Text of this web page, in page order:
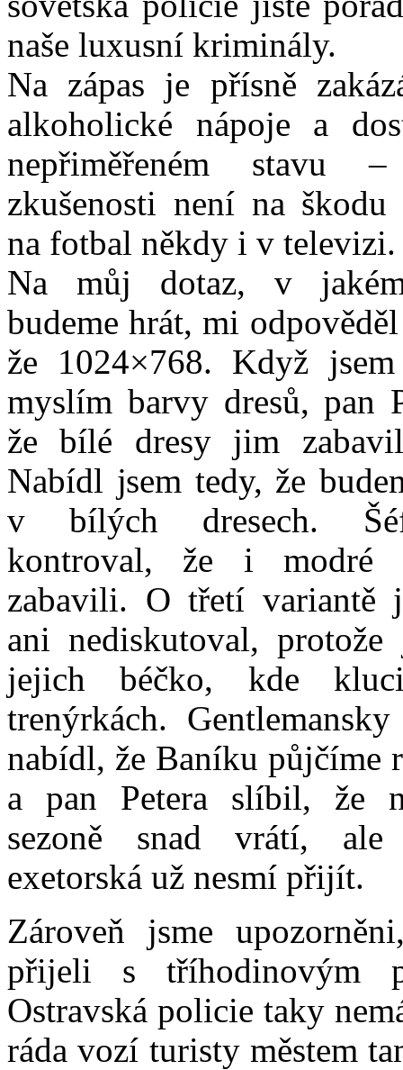
naše luxusní kriminály.
Na zápas je přísně
alkoholické nápoje a
nepřiměřeném stavu
zkušenosti není na škodu
na fotbal někdy i v televizi.
Na můj dotaz, v
budeme hrát, mi
že 1024×768. Když
myslím barvy dresů, pan
že bílé dresy jim
Nabídl jsem tedy, že
v bílých dresech.
kontroval, že i modré
zabavili. O třetí variantě
ani nediskutoval,
jejich béčko, kde
trenýrkách.
nabídl, že Baníku půjčíme
a pan Petera slíbil, že
sezoně snad vrátí,
exetorská už nesmí přijít.
Zároveň jsme
přijeli s tříhodinovým
Ostravská policie taky
ráda vozí turisty městem